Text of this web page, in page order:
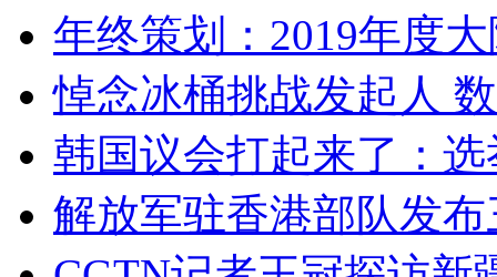
年终策划：2019年度
悼念冰桶挑战发起人
韩国议会打起来了：
解放军驻香港部队发